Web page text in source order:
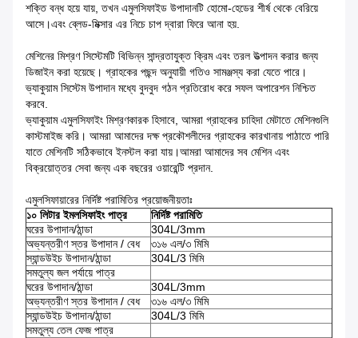
শক্তি বন্ধ হয়ে যায়, তখন এমুলসিফাইড উপাদানটি হোমো-হেডের শীর্ষ থেকে বেরিয়ে
আসে।এবং ব্লেড-মিক্সার এর নিচে চাপ দ্বারা ফিরে আনা হয়.
মেশিনের মিশ্রণ সিস্টেমটি বিভিন্ন সান্দ্রতাযুক্ত ক্রিম এবং তরল উত্পাদন করার জন্য
ডিজাইন করা হয়েছে। গ্রাহকের পছন্দ অনুযায়ী গতিও সামঞ্জস্য করা যেতে পারে।
ভ্যাকুয়াম সিস্টেম উপাদান মধ্যে বুদবুদ গঠন প্রতিরোধ করে সফল অপারেশন নিশ্চিত
করবে.
ভ্যাকুয়াম এমুলসিফাইং মিশ্রণকারক হিসাবে, আমরা গ্রাহকের চাহিদা মেটাতে মেশিনগুলি
কাস্টমাইজ করি। আমরা আমাদের দক্ষ প্রকৌশলীদের গ্রাহকের কারখানায় পাঠাতে পারি
যাতে মেশিনটি সঠিকভাবে ইনস্টল করা যায়।আমরা আমাদের সব মেশিন এবং
বিক্রয়োত্তর সেবা জন্য এক বছরের ওয়ারেন্টি প্রদান.
এমুলসিফায়ারের নির্দিষ্ট পরামিতির প্রয়োজনীয়তাঃ
১০ লিটার ইমলসিফাইং পাত্র
নির্দিষ্ট পরামিতি
ঘরের উপাদান/ঠান্ডা
304L/3mm
অভ্যন্তরীণ স্তর উপাদান / বেধ
৩১৬ এল/৩ মিমি
স্যান্ডউইচ উপাদান/ঠান্ডা
304L/3 মিমি
সমতুল্য জল পর্যায়ে পাত্র
ঘরের উপাদান/ঠান্ডা
304L/3mm
অভ্যন্তরীণ স্তর উপাদান / বেধ
৩১৬ এল/৩ মিমি
স্যান্ডউইচ উপাদান/ঠান্ডা
304L/3 মিমি
সমতুল্য তেল ফেজ পাত্র